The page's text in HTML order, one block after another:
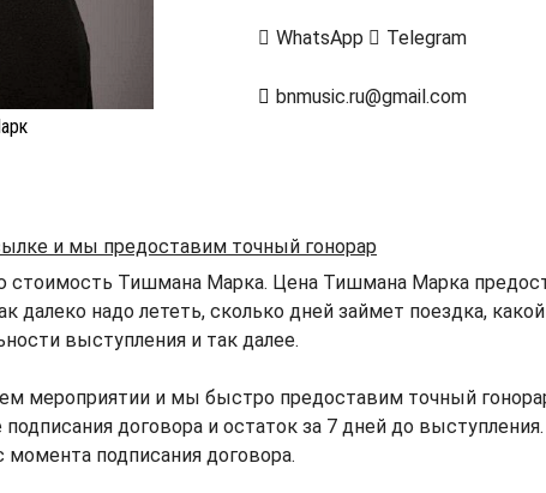
WhatsApp Telegram
bnmusic.ru@gmail.com
и мы предоставим точный гонорар
стоимость Тишмана Марка. Цена Тишмана Марка
далеко надо лететь, сколько дней займет поездка,
выступления и так далее.
мероприятии и мы быстро предоставим точный
договора и остаток за 7 дней до
момента подписания договора.